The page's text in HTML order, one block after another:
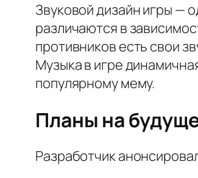
Звуковой дизайн игры —
различаются в
противников есть свои
Музыка в игре
популярному мему.
Планы на
Разработчик